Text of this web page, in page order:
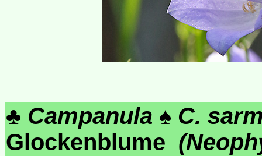
♣ Campanula ♠ C.
Glockenblume